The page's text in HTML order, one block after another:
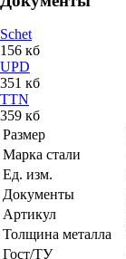
Schet
156 кб
UPD
351 кб
TTN
359 кб
Размер
Марка стали
Ед. изм.
Документы
Артикул
Толщина металла
Гост/ТУ